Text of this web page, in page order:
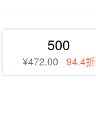
500
¥472.00 · 94.4折